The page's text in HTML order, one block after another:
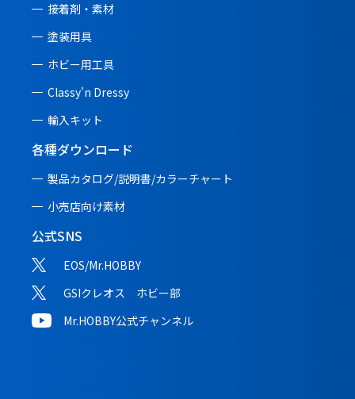
接着剤・素材
塗装用具
ホビー用工具
Classy'n Dressy
輸入キット
各種ダウンロード
製品カタログ/説明書/カラーチャート
小売店向け素材
公式SNS
EOS/Mr.HOBBY
GSIクレオス ホビー部
Mr.HOBBY公式チャンネル